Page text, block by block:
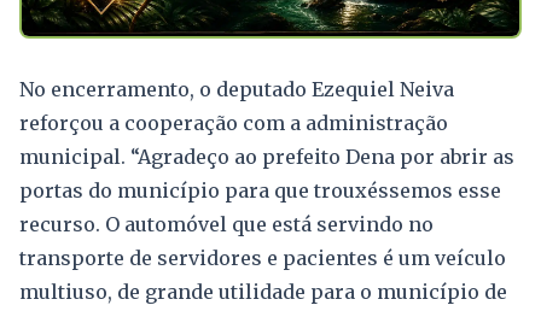
No encerramento, o deputado Ezequiel Neiva
reforçou a cooperação com a administração
municipal. “Agradeço ao prefeito Dena por abrir as
portas do município para que trouxéssemos esse
recurso. O automóvel que está servindo no
transporte de servidores e pacientes é um veículo
multiuso, de grande utilidade para o município de